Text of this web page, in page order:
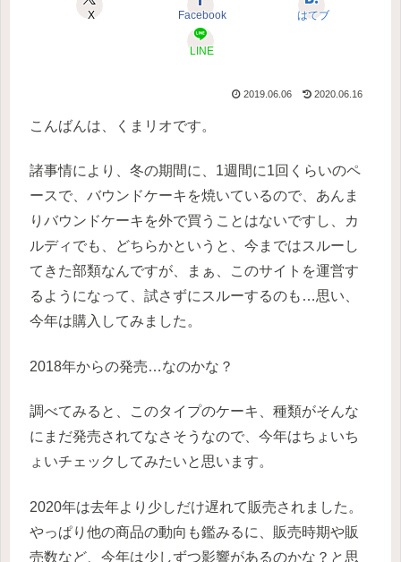
X Facebook はてブ
LINE
2019.06.06 2020.06.16
こんばんは、くまリオです。
諸事情により、冬の期間に、1週間に1回くらいのペ
ースで、バウンドケーキを焼いているので、あんま
りバウンドケーキを外で買うことはないですし、カ
ルディでも、どちらかというと、今まではスルーし
てきた部類なんですが、まぁ、このサイトを運営す
るようになって、試さずにスルーするのも…思い、
今年は購入してみました。
2018年からの発売…なのかな？
調べてみると、このタイプのケーキ、種類がそんな
にまだ発売されてなさそうなので、今年はちょいち
ょいチェックしてみたいと思います。
2020年は去年より少しだけ遅れて販売されました。
やっぱり他の商品の動向も鑑みるに、販売時期や販
売数など、今年は少しずつ影響があるのかな？と思